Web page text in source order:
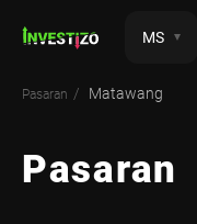
MS
Pasaran Matawang
Pasaran